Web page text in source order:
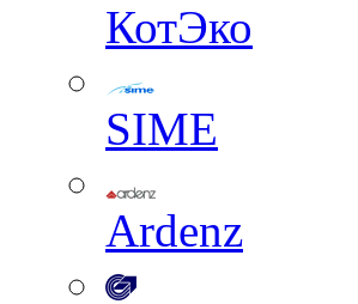
КотЭко
SIME
Ardenz